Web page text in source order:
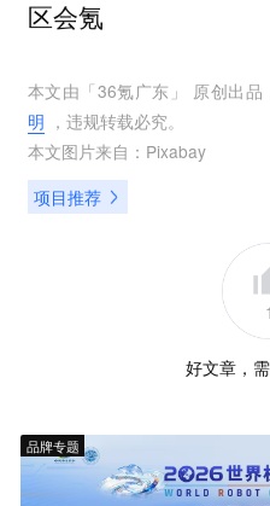
区会氪
本文由「36氪广东 」 原创出
明 ，违规转载必究。
本文图片来自： Pixabay
项目推荐
1
好文章，
品牌专题